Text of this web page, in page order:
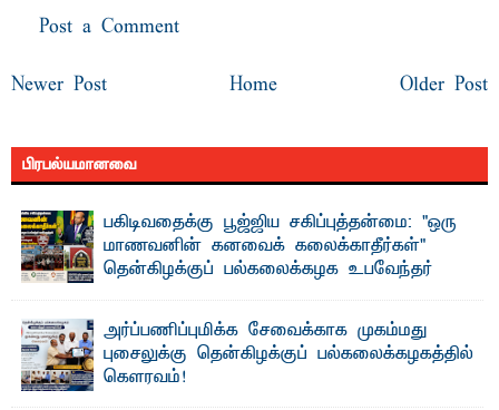
Post a Comment
Newer Post Older Post
Home
பிரபல்யமானவை
பகிடிவதைக்கு பூஜ்ஜிய சகிப்புத்தன்மை: "ஒரு
மாணவனின் கனவைக் கலைக்காதீர்கள்" –
தென்கிழக்குப் பல்கலைக்கழக உபவேந்தர்
"ஒ ரு மாணவனின் அல்லது மாணவியின் கனவு என்னால்
கலைக்கப்படாது" என்ற உறுதியை ஒவ்வொரு மாணவரும் ...
அர்ப்பணிப்புமிக்க சேவைக்காக முகம்மது
புசைலுக்கு தென்கிழக்குப் பல்கலைக்கழகத்தில்
கௌரவம்!